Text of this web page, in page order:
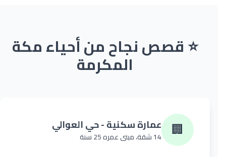
⭐ قصص نجاح من أحياء مكة
المكرمة
🏢 عمارة سكنية - حي العوالي
14 شقة، مبنى عمره 25 سنة